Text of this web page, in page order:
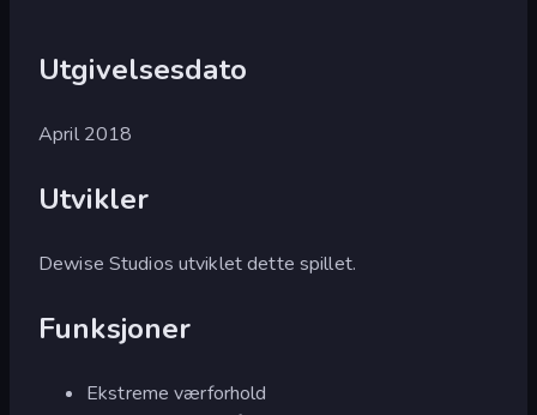
Utgivelsesdato
April 2018
Utvikler
Dewise Studios utviklet dette spillet.
Funksjoner
Ekstreme værforhold